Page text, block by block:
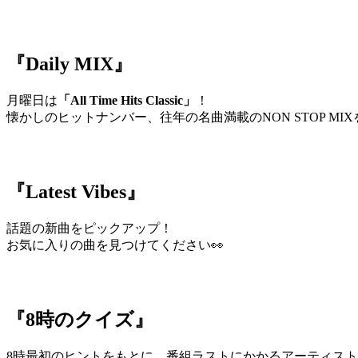
『Daily MIX』
月曜日は 「All Time Hits Classic」
！
懐かしのヒットナンバー、往年の名曲満載のNON STOP MIX
『Latest Vibes』
話題の新曲をピックアップ！
お気に入りの曲を見つけてください👀
『8時のクイズ』